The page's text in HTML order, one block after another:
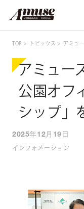
TOP トピックス アミュー
アミュー
公園オフ
シップ」
2025年12月19日
インフォメーション